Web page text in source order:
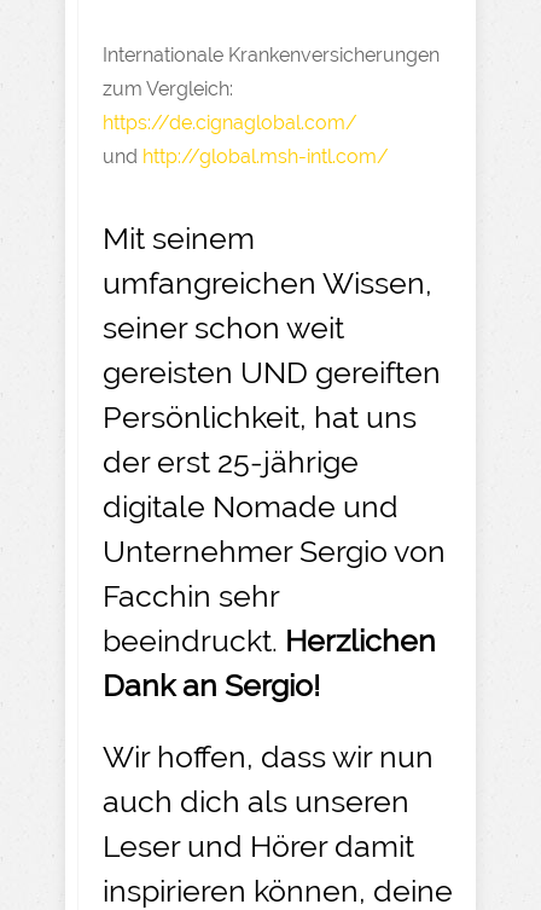
Internationale Krankenversicherungen
zum Vergleich:
https://de.cignaglobal.com/
und http://global.msh-intl.com/
Mit seinem
umfangreichen Wissen,
seiner schon weit
gereisten UND gereiften
Persönlichkeit, hat uns
der erst 25-jährige
digitale Nomade und
Unternehmer Sergio von
Facchin sehr
beeindruckt. Herzlichen
Dank an Sergio!
Wir hoffen, dass wir nun
auch dich als unseren
Leser und Hörer damit
inspirieren können, deine